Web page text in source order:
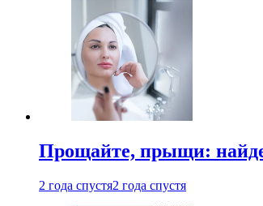
Прощайте, прыщи:
2 года спустя2 года спустя